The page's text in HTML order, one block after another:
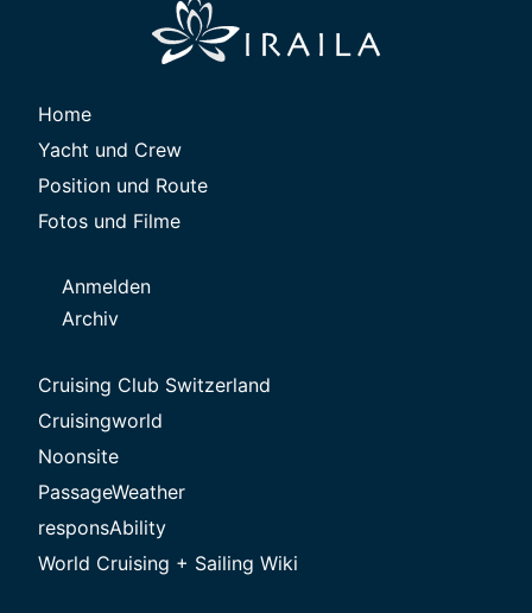
Home
Yacht und Crew
Position und Route
Fotos und Filme
Anmelden
Archiv
Cruising Club Switzerland
Cruisingworld
Noonsite
PassageWeather
responsAbility
World Cruising + Sailing Wiki